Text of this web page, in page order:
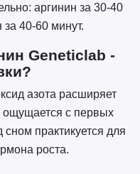
аргинин за 30-40
за 40-60 минут.
Geneticlab -
азота расширяет
ощущается с первых
практикуется для
роста.